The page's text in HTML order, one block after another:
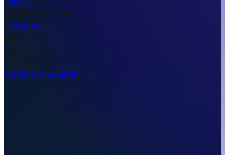
StadtCaleta Tortel
Höhe1 m
Lat-47.7871
Lng-73.5330
TimezoneUTC
TypeKleinflughafen